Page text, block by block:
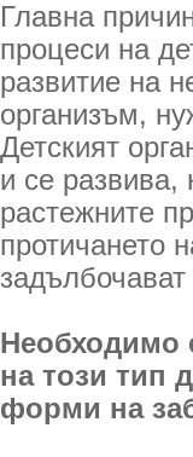
Главна
процеси на
развитие на
организъм,
Детският
и се
растежните
протичането
Необходимо
на този тип
форми на